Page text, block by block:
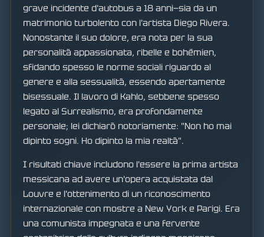
grave incidente d'autobus a 18 anni—sia da un
matrimonio turbolento con l'artista Diego Rivera.
Nonostante il suo dolore, era nota per la sua
personalità appassionata, ribelle e bohémien,
sfidando spesso le norme sociali riguardo al
genere e alla sessualità, essendo apertamente
bisessuale. Il lavoro di Kahlo, sebbene spesso
legato al Surrealismo, era profondamente
personale; lei dichiarò notoriamente: "Non ho mai
dipinto sogni. Ho dipinto la mia realtà".
I risultati chiave includono l'essere la prima artista
messicana ad avere un'opera acquistata dal
Louvre e l'ottenimento di un riconoscimento
internazionale con mostre a New York e Parigi. Era
una comunista impegnata e una fervente